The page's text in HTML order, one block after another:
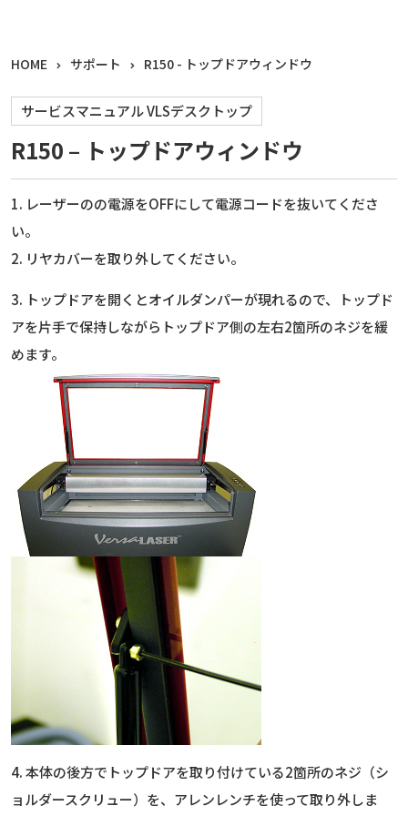
HOME サポート R150 - トップドアウィンドウ
サービスマニュアル VLSデスクトップ
R150 – トップドアウィンドウ
1. レーザーのの電源をOFFにして電源コードを抜いてくださ
い。
2. リヤカバーを取り外してください。
3. トップドアを開くとオイルダンパーが現れるので、トップド
アを片手で保持しながらトップドア側の左右2箇所のネジを緩
めます。
4. 本体の後方でトップドアを取り付けている2箇所のネジ（シ
ョルダースクリュー）を、アレンレンチを使って取り外しま